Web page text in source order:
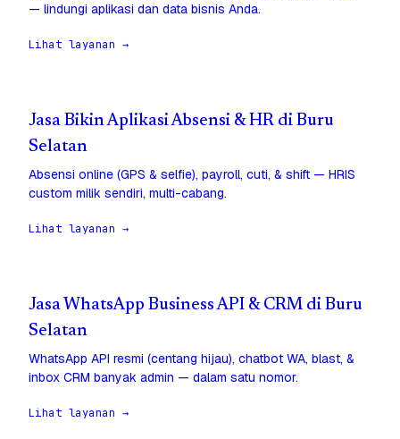
— lindungi aplikasi dan data bisnis Anda.
Lihat layanan →
Jasa Bikin Aplikasi Absensi & HR di Buru
Selatan
Absensi online (GPS & selfie), payroll, cuti, & shift — HRIS
custom milik sendiri, multi-cabang.
Lihat layanan →
Jasa WhatsApp Business API & CRM di Buru
Selatan
WhatsApp API resmi (centang hijau), chatbot WA, blast, &
inbox CRM banyak admin — dalam satu nomor.
Lihat layanan →